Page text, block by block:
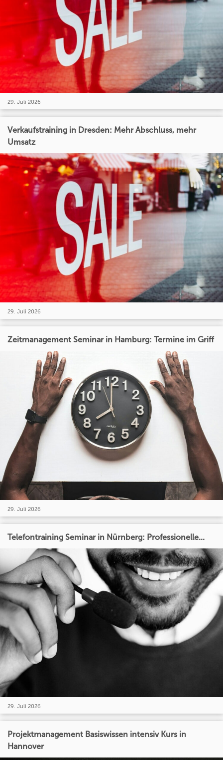
29. Juli 2026
Verkaufstraining in Dresden: Mehr Abschluss, mehr
Umsatz
29. Juli 2026
Zeitmanagement Seminar in Hamburg: Termine im Griff
29. Juli 2026
Telefontraining Seminar in Nürnberg: Professionelle...
29. Juli 2026
Projektmanagement Basiswissen intensiv Kurs in
Hannover